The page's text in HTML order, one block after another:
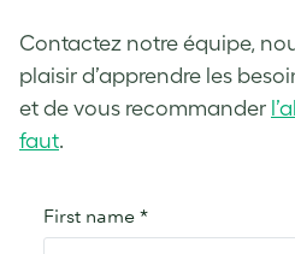
Contactez notre équipe,
plaisir d’apprendre les
et de vous recommander
faut.